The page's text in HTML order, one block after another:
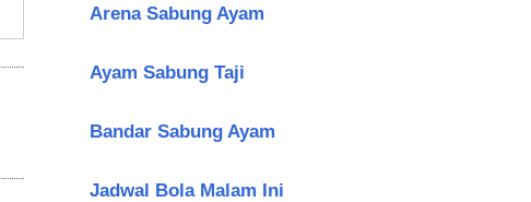
Arena Sabung Ayam
Ayam Sabung Taji
Bandar Sabung Ayam
Jadwal Bola Malam Ini